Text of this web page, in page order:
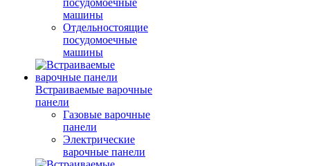
посудомоечные
машины
Отдельностоящие
посудомоечные
машины
Встраиваемые варочные
панели
Газовые варочные
панели
Электрические
варочные панели